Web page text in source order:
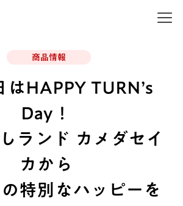
商品情報
HAPPY TURN’s
Day！
ランド カメダセイ
カから
特別なハッピーを